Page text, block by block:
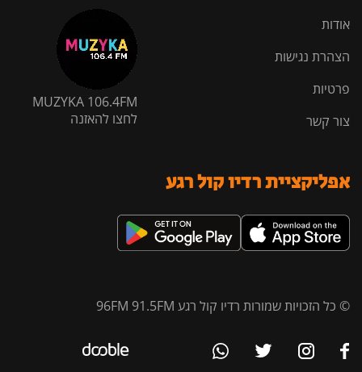
אודות
הצהרת נגישות
פרטיות
צור קשר
MUZYKA 106.4FM
לחצו להאזנה
אפליקציית רדיו קול רגע
© כל הזכויות שמורות רדיו קול רגע 96FM 91.5FM